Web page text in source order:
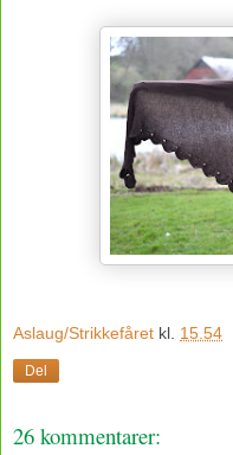
Aslaug/Strikkefåret kl. 15.54
Del
26 kommentarer: